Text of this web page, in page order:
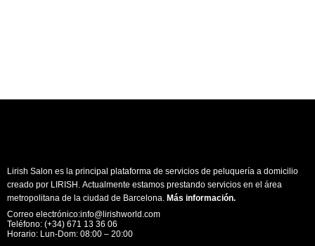
Lirish Salon es la principal plataforma de servicios de peluquería a domicilio
creado por LIRISH. Actualmente estamos prestando servicios en el área
metropolitana de la ciudad de Barcelona. Más información.
Correo electrónico:info@lirishworld.com
Teléfono: (+34) 671 13 36 06
Horario: Lun-Dom: 08:00 – 20:00